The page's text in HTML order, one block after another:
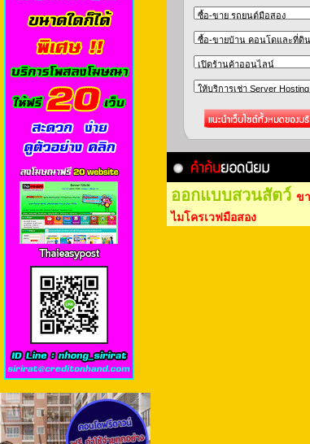
ออกแบบสวนสัตว์ ข
ไมโครเวฟมือสอง